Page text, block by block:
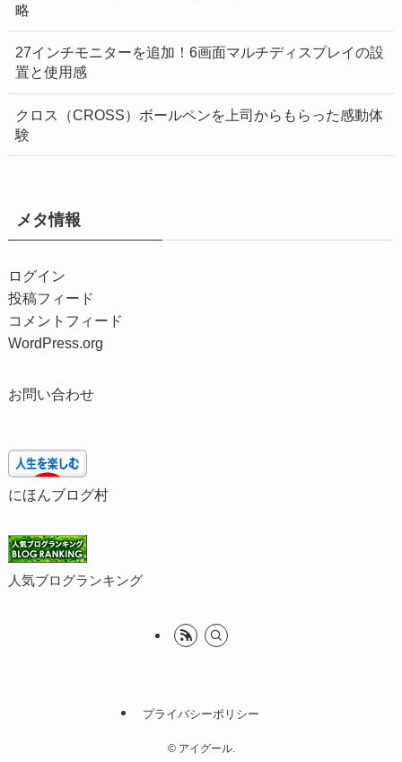
略
27インチモニターを追加！6画面マルチディスプレイの設
置と使用感
クロス（CROSS）ボールペンを上司からもらった感動体
験
メタ情報
ログイン
投稿フィード
コメントフィード
WordPress.org
お問い合わせ
にほんブログ村
人気ブログランキング
プライバシーポリシー
©アイグール.